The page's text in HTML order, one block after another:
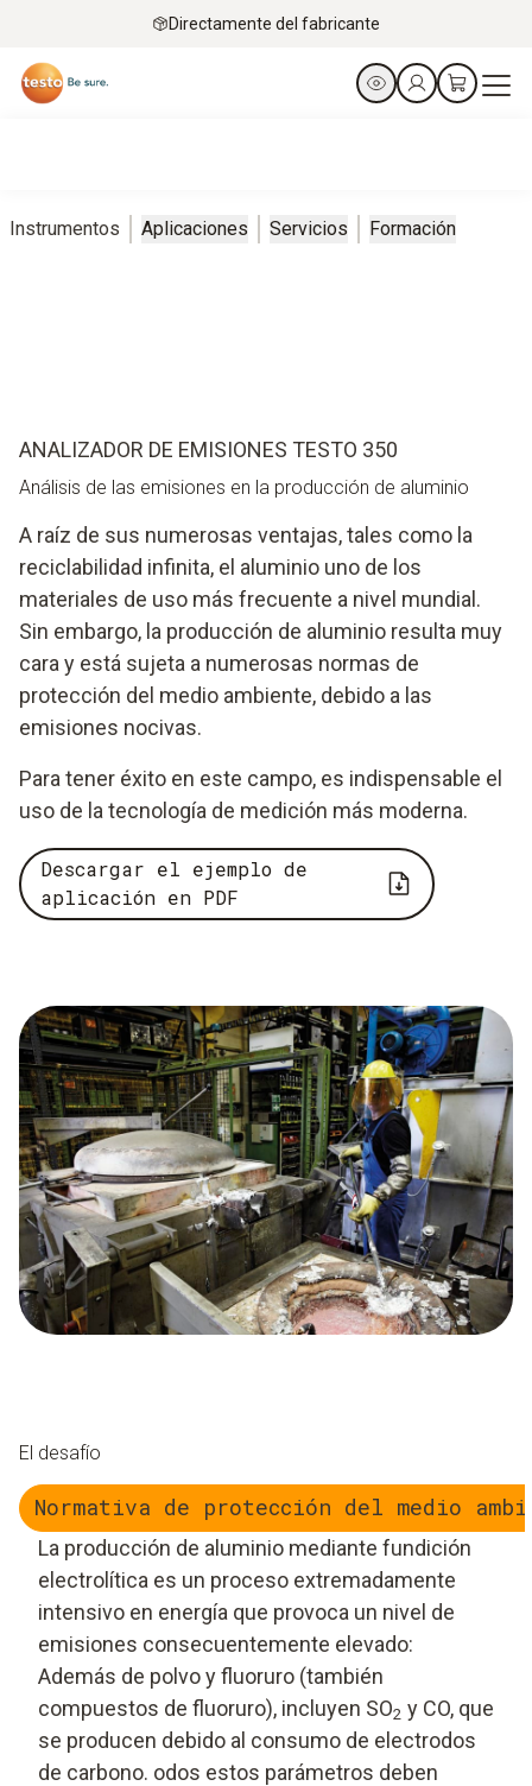
Directamente del fabricante
Instrumentos Aplicaciones Servicios Formación
ANALIZADOR DE EMISIONES TESTO 350
Análisis de las emisiones en la producción de aluminio
A raíz de sus numerosas ventajas, tales como la
reciclabilidad infinita, el aluminio uno de los
materiales de uso más frecuente a nivel mundial.
Sin embargo, la producción de aluminio resulta muy
cara y está sujeta a numerosas normas de
protección del medio ambiente, debido a las
emisiones nocivas.
Para tener éxito en este campo, es indispensable el
uso de la tecnología de medición más moderna.
Descargar el ejemplo de
aplicación en PDF
El desafío
Normativa de protección del medio
La producción de aluminio mediante fundición
electrolítica es un proceso extremadamente
intensivo en energía que provoca un nivel de
emisiones consecuentemente elevado:
Además de polvo y fluoruro (también
compuestos de fluoruro), incluyen SO2 y CO, que
se producen debido al consumo de electrodos
de carbono. odos estos parámetros deben